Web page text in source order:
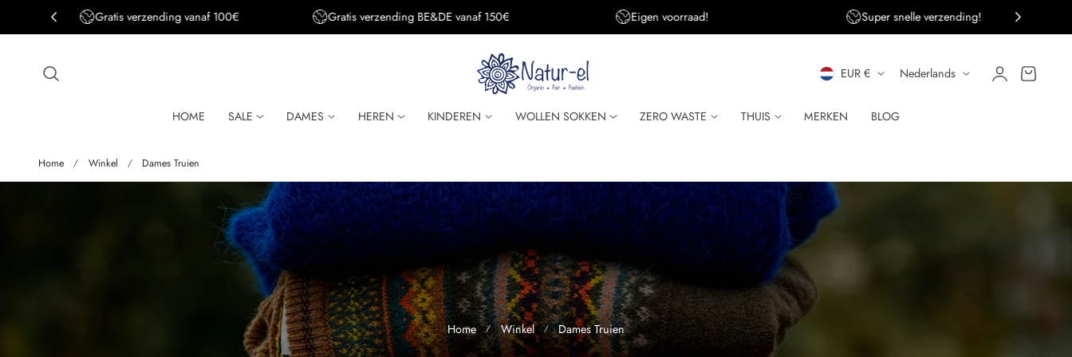
de inhoud Gratis verzending BE&DE vanaf 150€ Eigen voorraad! Super snelle verzending! Persoonlijke klantenservice
HOME SALE DAMES HEREN KINDEREN WOLLEN SOKKEN ZERO WASTE THUIS MERKEN BLOG
L
A
D
/
R
E
G
EUR €
T
A
L
Nederlands Inloggen
Winkelwagen
Home Winkel Dames Truien
Home Winkel Dames Truien